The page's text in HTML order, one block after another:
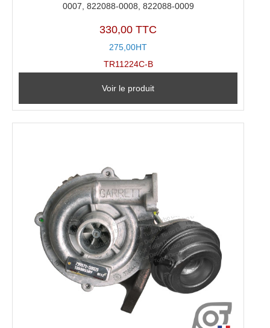
0007, 822088-0008, 822088-0009
330,00 TTC
275,00HT
TR11224C-B
Voir le produit